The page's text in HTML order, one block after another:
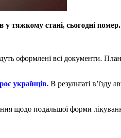
тяжкому стані, сьогодні помер.
оформлені всі документи.
українців. В результаті в’їзду
щодо подальшої форми